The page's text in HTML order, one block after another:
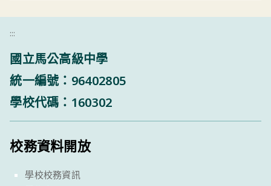
:::
國立馬公高級中學
統一編號：96402805
學校代碼：160302
校務資料開放
學校校務資訊